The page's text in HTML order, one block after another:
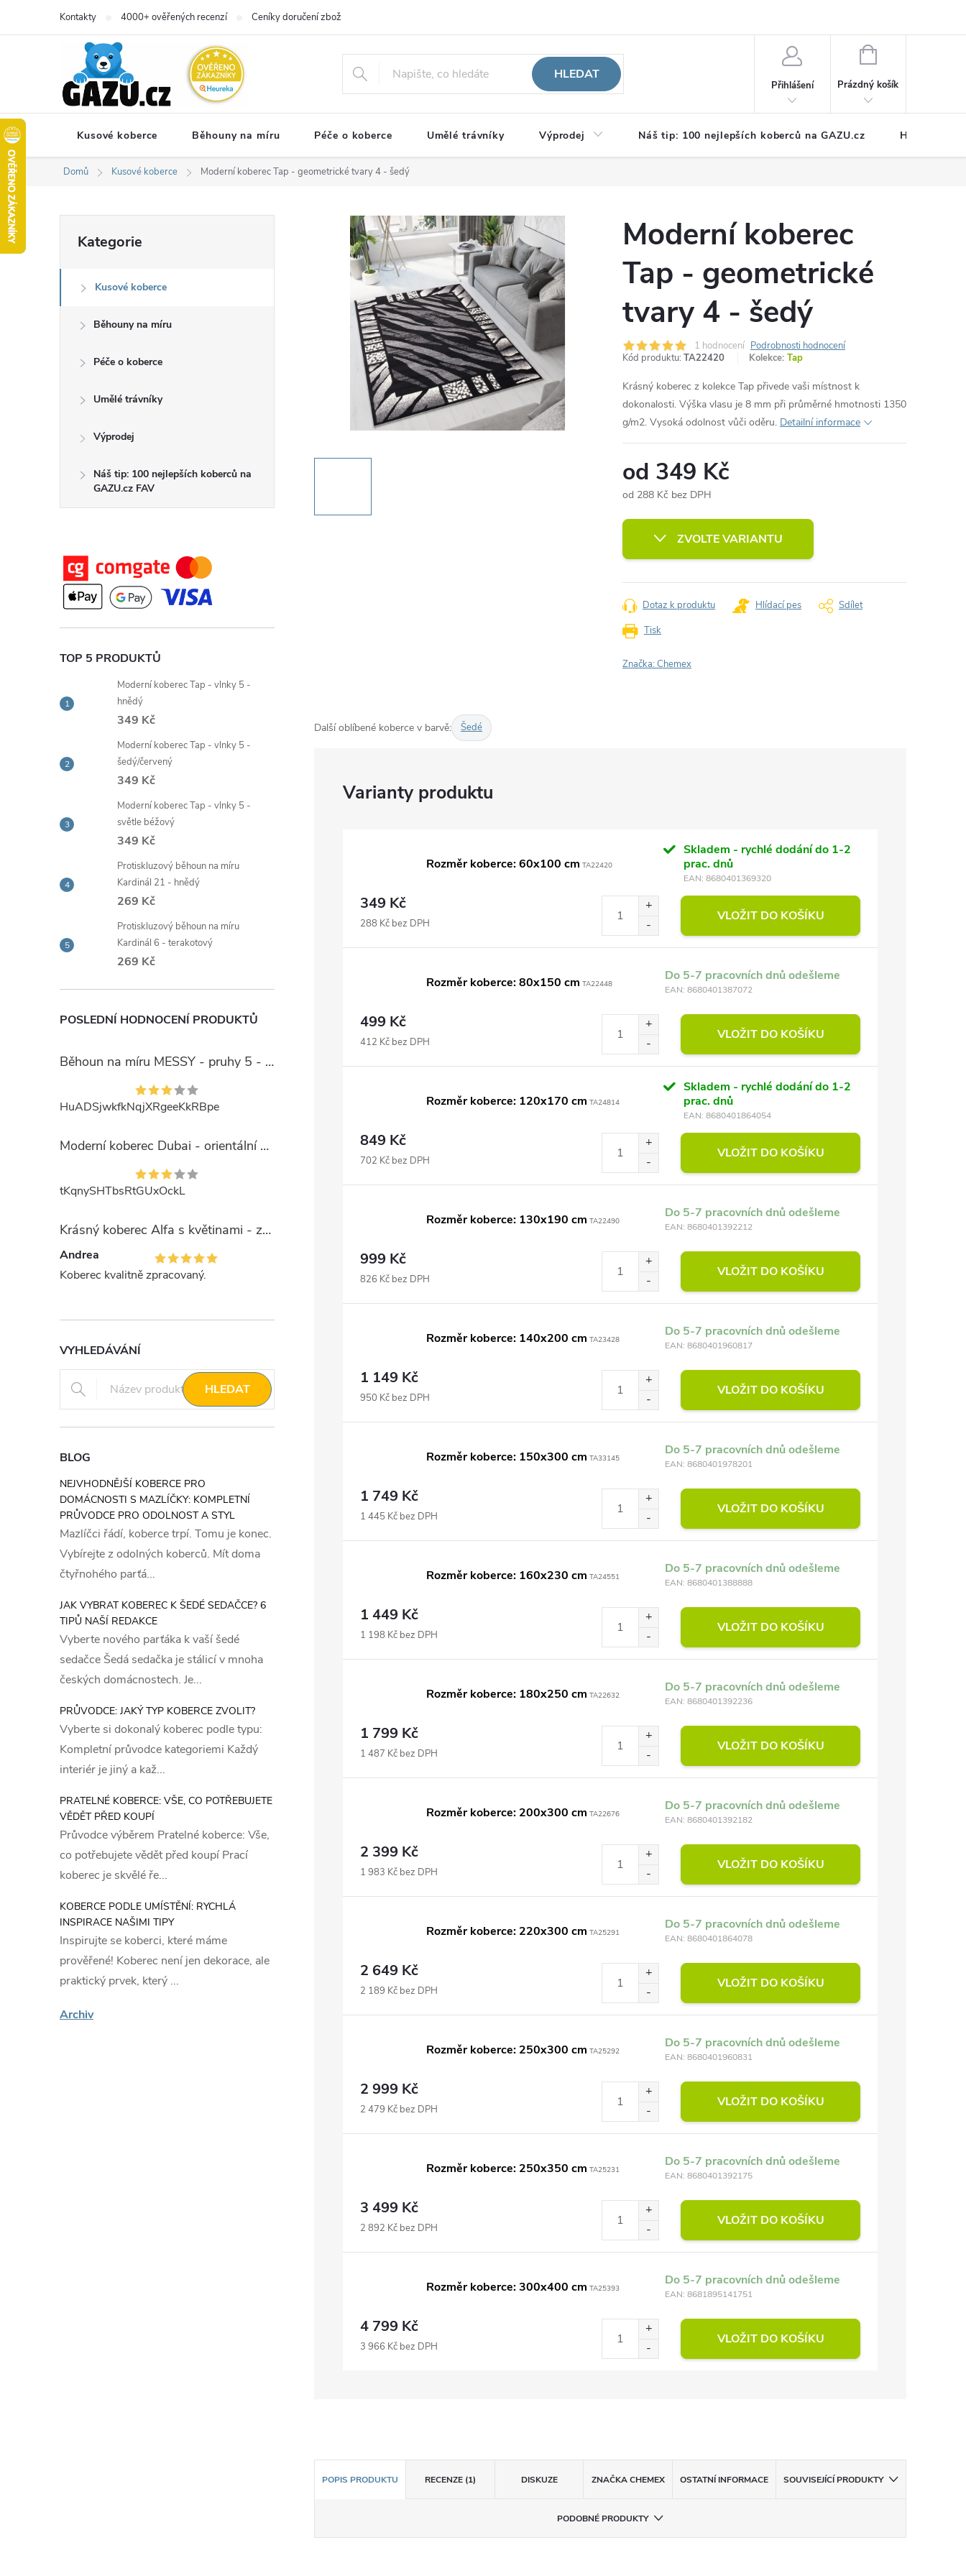
Kontakty 4000+ ověřených recenzí Ceníky doručení zboží
HLEDAT
Přihlášení
NÁKUPNÍ
Prázdný košík
Kusové koberce Běhouny na míru Péče o koberce Umělé trávníky Výprodej Náš tip: 100 nejlepších koberců na GAZU.cz Hodnocení
Domů Kusové koberce Moderní koberec Tap - geometrické tvary 4 - šedý
o
s
í
p
a
n
e
l
kategorie
Kategorie
Kusové koberce
Běhouny na míru
Péče o koberce
Umělé trávníky
Výprodej
Náš tip: 100 nejlepších koberců na
GAZU.cz FAV
TOP 5 PRODUKTŮ
Moderní koberec Tap - vlnky 5 -
hnědý
349 Kč
Moderní koberec Tap - vlnky 5 -
šedý/červený
349 Kč
Moderní koberec Tap - vlnky 5 -
světle béžový
349 Kč
Protiskluzový běhoun na míru
Kardinál 21 - hnědý
269 Kč
Protiskluzový běhoun na míru
Kardinál 6 - terakotový
269 Kč
POSLEDNÍ HODNOCENÍ PRODUKTŮ
Běhoun na míru MESSY - pruhy 5 - béžový
HuADSjwkfkNqjXRgeeKkRBpe
Moderní koberec Dubai - orientální 6 - červený
tKqnySHTbsRtGUxOckL
Krásný koberec Alfa s květinami - zelený
Andrea
Koberec kvalitně zpracovaný.
VYHLEDÁVÁNÍ
HLEDAT
BLOG
NEJVHODNĚJŠÍ KOBERCE PRO
DOMÁCNOSTI S MAZLÍČKY: KOMPLETNÍ
PRŮVODCE PRO ODOLNOST A STYL
Mazlíčci řádí, koberce trpí. Tomu je konec.
Vybírejte z odolných koberců. Mít doma
čtyřnohého parťá...
JAK VYBRAT KOBEREC K ŠEDÉ SEDAČCE? 6
TIPŮ NAŠÍ REDAKCE
Vyberte nového parťáka k vaší šedé
sedačce Šedá sedačka je stálicí v mnoha
českých domácnostech. Je...
PRŮVODCE: JAKÝ TYP KOBERCE ZVOLIT?
Vyberte si dokonalý koberec podle typu:
Kompletní průvodce kategoriemi Každý
interiér je jiný a kaž...
PRATELNÉ KOBERCE: VŠE, CO POTŘEBUJETE
VĚDĚT PŘED KOUPÍ
Průvodce výběrem Pratelné koberce: Vše,
co potřebujete vědět před koupí Prací
koberec je skvělé ře...
KOBERCE PODLE UMÍSTĚNÍ: RYCHLÁ
INSPIRACE NAŠIMI TIPY
Inspirujte se koberci, které máme
prověřené! Koberec není jen dekorace, ale
praktický prvek, který ...
Archiv
Moderní koberec
Tap - geometrické
tvary 4 - šedý
1 hodnocení Podrobnosti hodnocení
Kód produktu: TA22420 Kolekce: Tap
Krásný koberec z kolekce Tap přivede vaši místnost k
dokonalosti. Výška vlasu je 8 mm při průměrné hmotnosti 1350
g/m2. Vysoká odolnost vůči oděru. Detailní informace
od 349 Kč
od 288 Kč bez DPH
cena:
ZVOLTE VARIANTU
Tisk
Dotaz k produktu Hlídací pes Sdílet
Značka:Chemex
Další oblíbené koberce v barvě: Šedé
Rozměr koberce: 60x100 cm TA22420
Skladem - rychlé dodání do 1-2
prac. dnů
EAN: 8680401369320
349 Kč
288 Kč bez DPH VLOŽIT DO KOŠÍKU
Rozměr koberce: 80x150 cm TA22448
Do 5-7 pracovních dnů odešleme
EAN: 8680401387072
499 Kč
412 Kč bez DPH VLOŽIT DO KOŠÍKU
Rozměr koberce: 120x170 cm TA24814
Skladem - rychlé dodání do 1-2
prac. dnů
EAN: 8680401864054
849 Kč
702 Kč bez DPH VLOŽIT DO KOŠÍKU
Rozměr koberce: 130x190 cm TA22490
Do 5-7 pracovních dnů odešleme
EAN: 8680401392212
999 Kč
826 Kč bez DPH VLOŽIT DO KOŠÍKU
Rozměr koberce: 140x200 cm TA23428
Do 5-7 pracovních dnů odešleme
EAN: 8680401960817
1 149 Kč
950 Kč bez DPH VLOŽIT DO KOŠÍKU
Rozměr koberce: 150x300 cm TA33145
Do 5-7 pracovních dnů odešleme
EAN: 8680401978201
1 749 Kč
1 445 Kč bez DPH VLOŽIT DO KOŠÍKU
Rozměr koberce: 160x230 cm TA24551
Do 5-7 pracovních dnů odešleme
EAN: 8680401388888
1 449 Kč
1 198 Kč bez DPH VLOŽIT DO KOŠÍKU
Rozměr koberce: 180x250 cm TA22632
Do 5-7 pracovních dnů odešleme
EAN: 8680401392236
1 799 Kč
1 487 Kč bez DPH VLOŽIT DO KOŠÍKU
Rozměr koberce: 200x300 cm TA22676
Do 5-7 pracovních dnů odešleme
EAN: 8680401392182
2 399 Kč
1 983 Kč bez DPH VLOŽIT DO KOŠÍKU
Rozměr koberce: 220x300 cm TA25291
Do 5-7 pracovních dnů odešleme
EAN: 8680401864078
2 649 Kč
2 189 Kč bez DPH VLOŽIT DO KOŠÍKU
Rozměr koberce: 250x300 cm TA25292
Do 5-7 pracovních dnů odešleme
EAN: 8680401960831
2 999 Kč
2 479 Kč bez DPH VLOŽIT DO KOŠÍKU
Rozměr koberce: 250x350 cm TA25231
Do 5-7 pracovních dnů odešleme
EAN: 8680401392175
3 499 Kč
2 892 Kč bez DPH VLOŽIT DO KOŠÍKU
Rozměr koberce: 300x400 cm TA25393
Do 5-7 pracovních dnů odešleme
EAN: 8681895141751
4 799 Kč
3 966 Kč bez DPH VLOŽIT DO KOŠÍKU
POPIS PRODUKTU RECENZE (1) DISKUZE ZNAČKACHEMEX OSTATNÍ INFORMACE SOUVISEJÍCÍ PRODUKTY
PODOBNÉ PRODUKTY